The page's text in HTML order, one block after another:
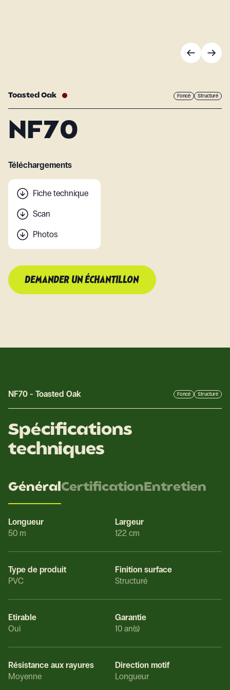
Toasted Oak Foncé Structuré
NF70
Téléchargements
Fiche technique
Scan
Photos
DEMANDER UN ÉCHANTILLON
NF70 - Toasted Oak Foncé Structuré
Spécifications
techniques
GénéralCertificationEntretien
Longueur
50 m
Largeur
122 cm
Type de produit
PVC
Finition surface
Structuré
Etirable
Oui
Garantie
10 an(s)
Résistance aux rayures
Moyenne
Direction motif
Longueur